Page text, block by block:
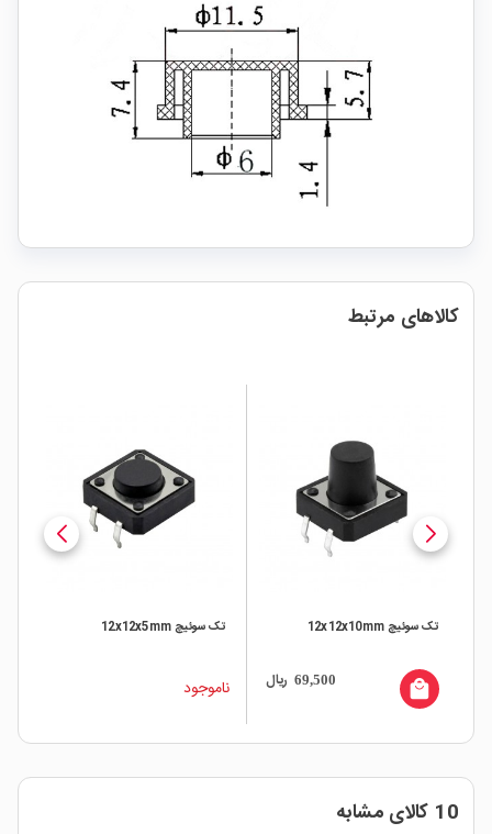
کالاهای مرتبط
تک سوئیچ 12x12x5mm
ناموجود
تک سوئیچ 12x12x12mm
local_mall
10 کالای مشابه